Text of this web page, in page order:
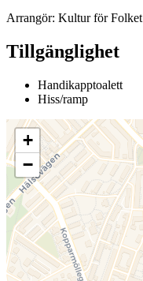
Arrangör: Kultur för Folket
Tillgänglighet
Handikapptoalett
Hiss/ramp
+
−